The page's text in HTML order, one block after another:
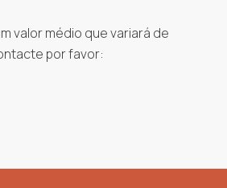
valor médio que variará de
por favor: